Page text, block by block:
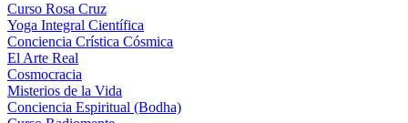
Curso Rosa Cruz
Yoga Integral Científica
Conciencia Crística Cósmica
El Arte Real
Cosmocracia
Misterios de la Vida
Conciencia Espiritual (Bodha)